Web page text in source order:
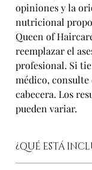
opiniones y la
nutricional
Queen of
reemplazar el
profesional. Si
médico, consulte
cabecera. Los
pueden variar.
¿QUÉ ESTÁ